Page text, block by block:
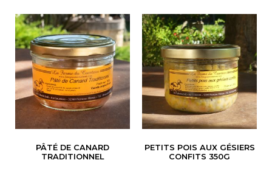
PÂTÉ DE CANARD
TRADITIONNEL
PETITS POIS AUX GÉSIERS
CONFITS 350G